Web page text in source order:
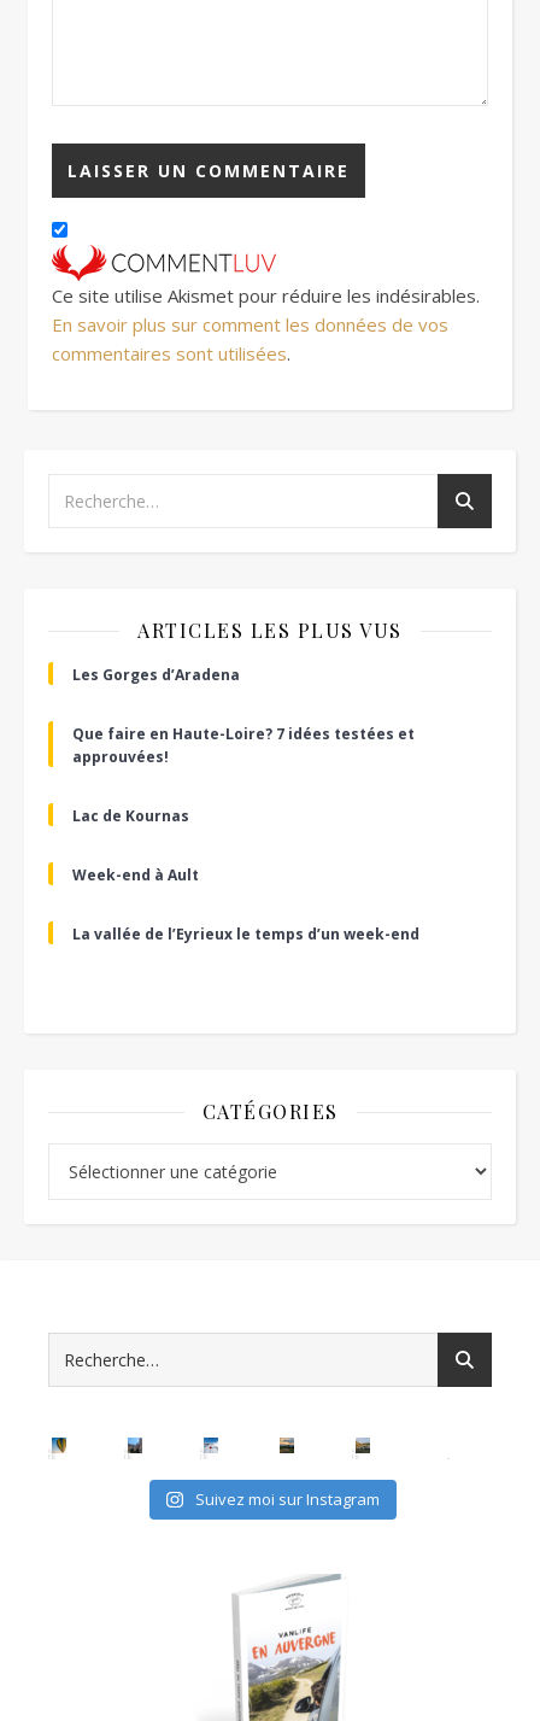
Ce site utilise Akismet pour réduire les indésirables.
En savoir plus sur comment les données de vos
commentaires sont utilisées.
ARTICLES LES PLUS VUS
Les Gorges d’Aradena
Que faire en Haute-Loire? 7 idées testées et
approuvées!
Lac de Kournas
Week-end à Ault
La vallée de l’Eyrieux le temps d’un week-end
CATÉGORIES
Suivez moi sur Instagram